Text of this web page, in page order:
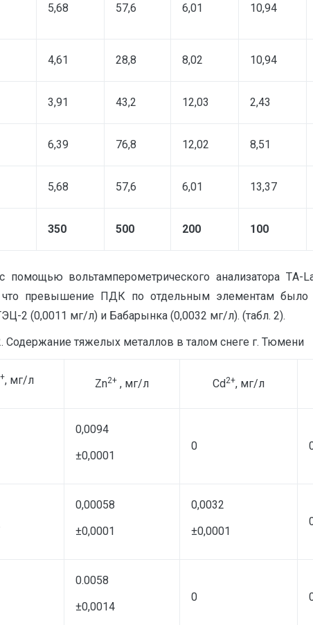
5,68 57,6 6,01 10,94
4,61 28,8 8,02 10,94
3,91 43,2 12,03 2,43
6,39 76,8 12,02 8,51
5,68 57,6 6,01 13,37
350 500 200 100
вольтамперометрического анализатора TА-
что превышение ПДК по отдельным элементам
2 (0,0011 мг/л) и Бабарынка (0,0032 мг/л). (табл. 2).
Содержание тяжелых металлов в талом снеге г. Тюмени
, мг/л Zn2+ , мг/л Cd2+, мг/л
0,0094
±0,0001
0
0,00058
±0,0001
0,0032
±0,0001
0.0058
±0,0014
0